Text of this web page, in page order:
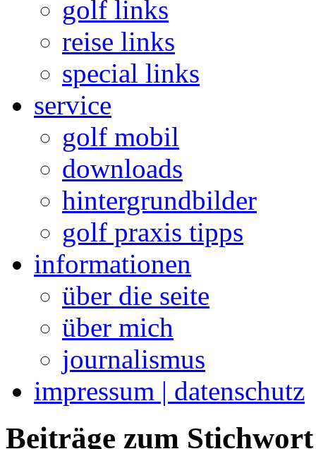
golf links
reise links
special links
service
golf mobil
downloads
hintergrundbilder
golf praxis tipps
informationen
über die seite
über mich
journalismus
impressum | datenschutz
Beiträge zum Stichwort